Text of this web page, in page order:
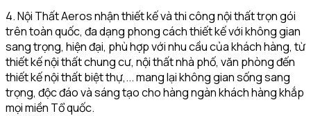
4. Nội Thất Aeros nhận thiết kế và thi công nội thất trọn gói
trên toàn quốc, đa dạng phong cách thiết kế với không gian
sang trọng, hiện đại, phù hợp với nhu cầu của khách hàng, từ
thiết kế nội thất chung cư, nội thất nhà phố, văn phòng đến
thiết kế nội thất biệt thự,... mang lại không gian sống sang
trọng, độc đáo và sáng tạo cho hàng ngàn khách hàng khắp
mọi miền Tổ quốc.